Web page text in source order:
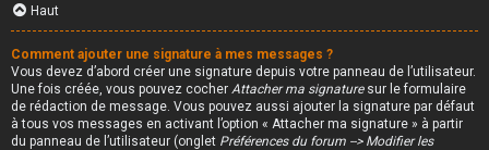
Haut
Comment ajouter une signature à mes messages ?
Vous devez d’abord créer une signature depuis votre panneau de l’utilisateur.
Une fois créée, vous pouvez cocher Attacher ma signaturesur le formulaire
de rédaction de message. Vous pouvez aussi ajouter la signature par défaut
à tous vos messages en activant l’option « Attacher ma signature » à partir
du panneau de l’utilisateur (onglet Préférences du forum --> Modifier les